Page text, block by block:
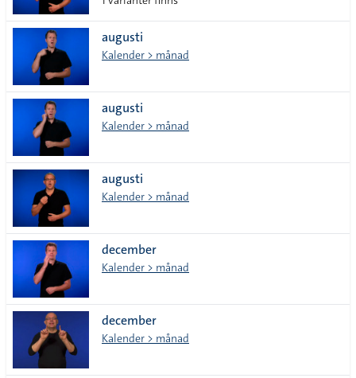
augusti
Kalender > månad
augusti
Kalender > månad
augusti
Kalender > månad
december
Kalender > månad
december
Kalender > månad